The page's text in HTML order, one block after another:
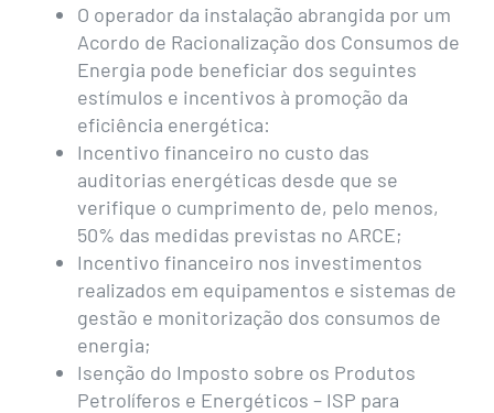
O operador da instalação abrangida por um
Acordo de Racionalização dos Consumos de
Energia pode beneficiar dos seguintes
estímulos e incentivos à promoção da
eficiência energética:
Incentivo financeiro no custo das
auditorias energéticas desde que se
verifique o cumprimento de, pelo menos,
50% das medidas previstas no ARCE;
Incentivo financeiro nos investimentos
realizados em equipamentos e sistemas de
gestão e monitorização dos consumos de
energia;
Isenção do Imposto sobre os Produtos
Petrolíferos e Energéticos – ISP para